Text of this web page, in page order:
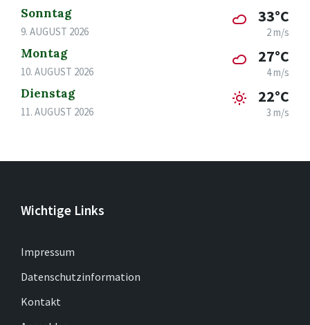
Sonntag
9. AUGUST 2026
33°C
2 m/s
Montag
10. AUGUST 2026
27°C
4 m/s
Dienstag
11. AUGUST 2026
22°C
3 m/s
Wichtige Links
Impressum
Datenschutzinformation
Kontakt